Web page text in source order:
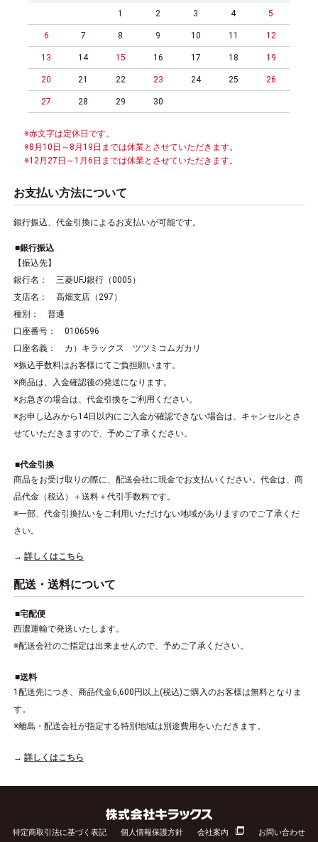
1
2 3 4 5
6 7 8 9 10 11 12
13 14 15 16 17 18 19
20 21 22 23 24 25 26
27 28 29 30
※赤文字は定休日です。
※8月10日～8月19日までは休業とさせていただきます。
※12月27日～1月6日までは休業とさせていただきます。
お支払い方法について
銀行振込、代金引換によるお支払いが可能です。
銀行振込
【振込先】
銀行名： 三菱UFJ銀行（0005）
支店名： 高畑支店（297）
種別： 普通
口座番号： 0106596
口座名義： カ）キラックス ツツミコムガカリ
※振込手数料はお客様にてご負担願います。
※商品は、入金確認後の発送になります。
※お急ぎの場合は、代金引換をご利用ください。
※お申し込みから14日以内にご入金が確認できない場合は、キャンセルとさ
せていただきますので、予めご了承ください。
代金引換
商品をお受け取りの際に、配送会社に現金でお支払いください。代金は、商
品代金（税込）＋送料＋代引手数料です。
※一部、代金引換払いをご利用いただけない地域がありますのでご了承くだ
さい。
詳しくはこちら
配送・送料について
宅配便
西濃運輸で発送いたします。
※配送会社のご指定は出来ませんので、予めご了承ください。
送料
1配送先につき、商品代金6,600円以上(税込)ご購入のお客様は無料となりま
す。
※離島・配送会社が指定する特別地域は別途費用をいただきます。
詳しくはこちら
特定商取引法に基づく表記 個人情報保護方針 会社案内 お問い合わせ